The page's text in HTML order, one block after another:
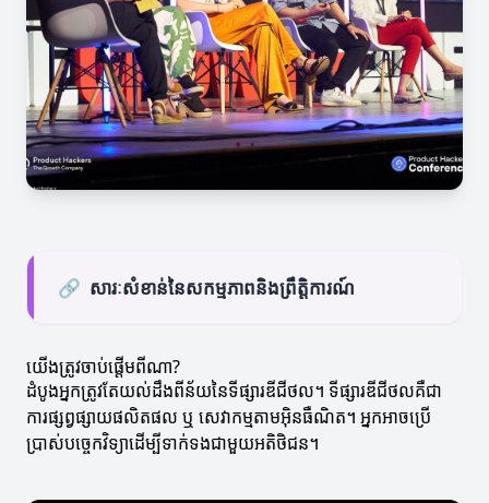
🔗 សារៈសំខាន់នៃសកម្មភាពនិងព្រឹត្តិការណ៍
យើងត្រូវចាប់ផ្តើមពីណា?
ដំបូងអ្នកត្រូវតែយល់ដឹងពីន័យនៃទីផ្សារឌីជីថល។ ទីផ្សារឌីជីថលគឺជា
ការផ្សព្វផ្សាយផលិតផល ឬ សេវាកម្មតាមអ៊ិនធឺណិត។ អ្នកអាចប្រើ
ប្រាស់បច្ចេកវិទ្យាដើម្បីទាក់ទងជាមួយអតិថិជន។